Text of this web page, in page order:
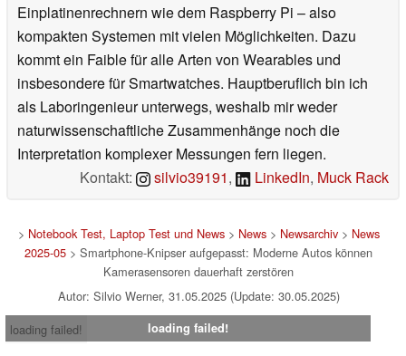
Einplatinenrechnern wie dem Raspberry Pi – also
kompakten Systemen mit vielen Möglichkeiten. Dazu
kommt ein Faible für alle Arten von Wearables und
insbesondere für Smartwatches. Hauptberuflich bin ich
als Laboringenieur unterwegs, weshalb mir weder
naturwissenschaftliche Zusammenhänge noch die
Interpretation komplexer Messungen fern liegen.
Kontakt:
silvio39191, LinkedIn, Muck Rack
> Notebook Test, Laptop Test und News> News> Newsarchiv> News
2025-05 > Smartphone-Knipser aufgepasst: Moderne Autos können
Kamerasensoren dauerhaft zerstören
Autor: Silvio Werner, 31.05.2025 (Update: 30.05.2025)
loading failed!
loading failed!